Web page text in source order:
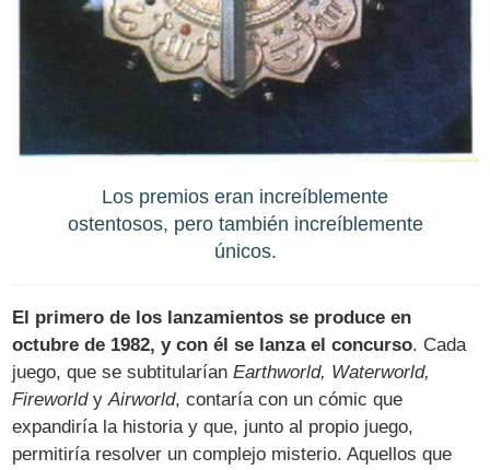
Los premios eran increíblemente
ostentosos, pero también increíblemente
únicos.
El primero de los lanzamientos se produce en
octubre de 1982, y con él se lanza el concurso. Cada
juego, que se subtitularíanEarthworld, Waterworld,
FireworldyAirworld, contaría con un cómic que
expandiría la historia y que, junto al propio juego,
permitiría resolver un complejo misterio. Aquellos que